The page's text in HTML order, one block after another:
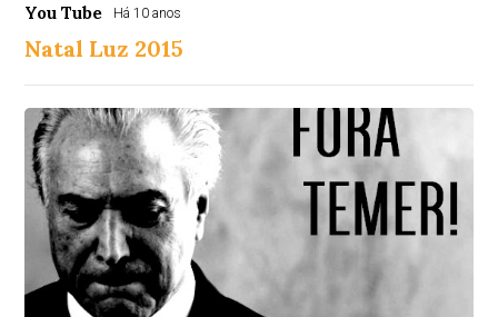
You Tube Há 10 anos
Natal Luz 2015